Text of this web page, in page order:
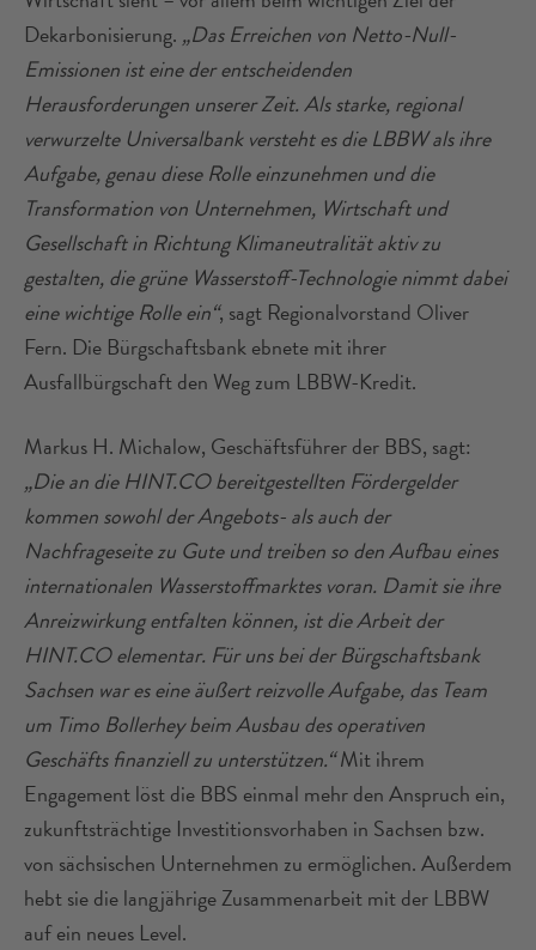
Dekarbonisierung. „Das Erreichen von Netto-Null-
Emissionen ist eine der entscheidenden
Herausforderungen unserer Zeit. Als starke, regional
verwurzelte Universalbank versteht es die LBBW als ihre
Aufgabe, genau diese Rolle einzunehmen und die
Transformation von Unternehmen, Wirtschaft und
Gesellschaft in Richtung Klimaneutralität aktiv zu
gestalten, die grüne Wasserstoff-Technologie nimmt dabei
eine wichtige Rolle ein“, sagt Regionalvorstand Oliver
Fern. Die Bürgschaftsbank ebnete mit ihrer
Ausfallbürgschaft den Weg zum LBBW-Kredit.
Markus H. Michalow, Geschäftsführer der BBS, sagt:
„Die an die HINT.CO bereitgestellten Fördergelder
kommen sowohl der Angebots- als auch der
Nachfrageseite zu Gute und treiben so den Aufbau eines
internationalen Wasserstoffmarktes voran. Damit sie ihre
Anreizwirkung entfalten können, ist die Arbeit der
HINT.CO elementar. Für uns bei der Bürgschaftsbank
Sachsen war es eine äußert reizvolle Aufgabe, das Team
um Timo Bollerhey beim Ausbau des operativen
Geschäfts finanziell zu unterstützen.“Mit ihrem
Engagement löst die BBS einmal mehr den Anspruch ein,
zukunftsträchtige Investitionsvorhaben in Sachsen bzw.
von sächsischen Unternehmen zu ermöglichen. Außerdem
hebt sie die langjährige Zusammenarbeit mit der LBBW
auf ein neues Level.